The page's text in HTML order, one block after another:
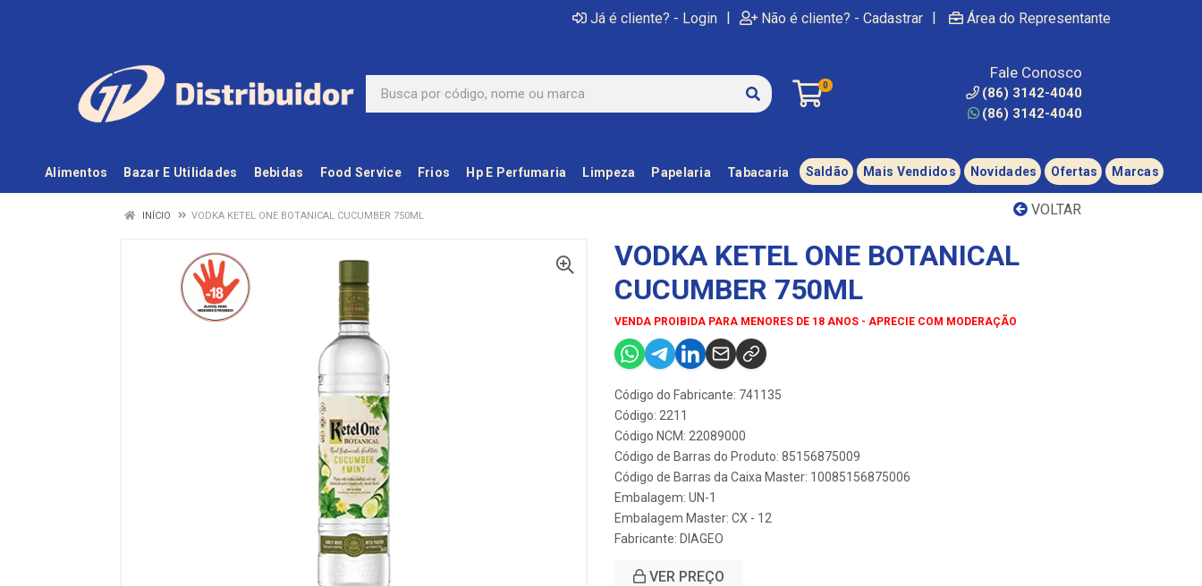
Já é cliente? - Login | Não é cliente? - Cadastrar | Área do Representante
0
Fale Conosco
(86) 3142-4040
(86) 3142-4040
Alimentos Bazar E Utilidades Bebidas Food Service Frios Hp E Perfumaria Limpeza Papelaria Tabacaria Saldão Mais Vendidos Novidades Ofertas Marcas
VOLTAR
INÍCIO VODKA KETEL ONE BOTANICAL CUCUMBER 750ML
VODKA KETEL ONE BOTANICAL
CUCUMBER 750ML
VENDA PROIBIDA PARA MENORES DE 18 ANOS - APRECIE COM MODERAÇÃO
Código do Fabricante: 741135
Código: 2211
Código NCM: 22089000
Código de Barras do Produto: 85156875009
Código de Barras da Caixa Master: 10085156875006
Embalagem: UN-1
Embalagem Master: CX - 12
Fabricante: DIAGEO
VER PREÇO